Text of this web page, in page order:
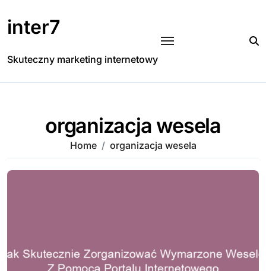
to
content
inter7
Skuteczny marketing internetowy
organizacja wesela
Home organizacja wesela